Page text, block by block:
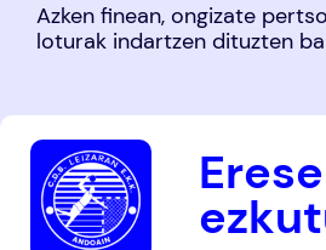
Azken finean, ongizate
loturak indartzen dituzten